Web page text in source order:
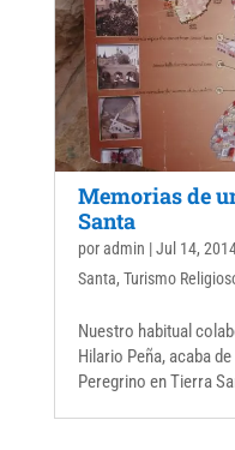
Memorias de
Santa
poradmin |Jul 14,
Santa, Turismo
Nuestro habitual
Hilario Peña, acaba
Peregrino en Tierra